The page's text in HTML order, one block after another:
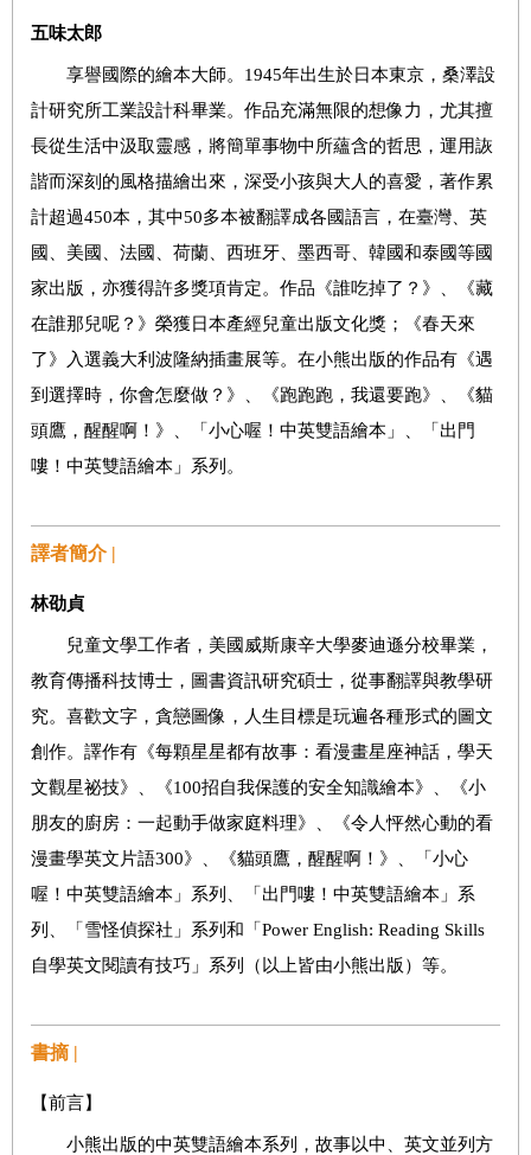
五味太郎
享譽國際的繪本大師。1945年出生於日本東京，桑澤設
計研究所工業設計科畢業。作品充滿無限的想像力，尤其擅
長從生活中汲取靈感，將簡單事物中所蘊含的哲思，運用詼
諧而深刻的風格描繪出來，深受小孩與大人的喜愛，著作累
計超過450本，其中50多本被翻譯成各國語言，在臺灣、英
國、美國、法國、荷蘭、西班牙、墨西哥、韓國和泰國等國
家出版，亦獲得許多獎項肯定。作品《誰吃掉了？》、《藏
在誰那兒呢？》榮獲日本產經兒童出版文化獎；《春天來
了》入選義大利波隆納插畫展等。在小熊出版的作品有《遇
到選擇時，你會怎麼做？》、《跑跑跑，我還要跑》、《貓
頭鷹，醒醒啊！》、「小心喔！中英雙語繪本」、「出門
嘍！中英雙語繪本」系列。
譯者簡介 |
林劭貞
兒童文學工作者，美國威斯康辛大學麥迪遜分校畢業，
教育傳播科技博士，圖書資訊研究碩士，從事翻譯與教學研
究。喜歡文字，貪戀圖像，人生目標是玩遍各種形式的圖文
創作。譯作有《每顆星星都有故事：看漫畫星座神話，學天
文觀星祕技》、《100招自我保護的安全知識繪本》、《小
朋友的廚房：一起動手做家庭料理》、《令人怦然心動的看
漫畫學英文片語300》、《貓頭鷹，醒醒啊！》、「小心
喔！中英雙語繪本」系列、「出門嘍！中英雙語繪本」系
列、「雪怪偵探社」系列和「Power English: Reading Skills
自學英文閱讀有技巧」系列（以上皆由小熊出版）等。
書摘 |
【前言】
小熊出版的中英雙語繪本系列，故事以中、英文並列方